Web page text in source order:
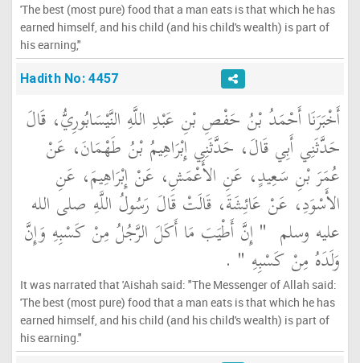
'The best (most pure) food that a man eats is that which he has
earned himself, and his child (and his child's wealth) is part of
his earning,"
Hadith No: 4457
أَخْبَرَنَا أَحْمَدُ بْنُ حَفْصِ بْنِ عَبْدِ اللَّهِ النَّيْسَابُورِيُّ، قَالَ
حَدَّثَنِي أَبِي قَالَ، حَدَّثَنِي إِبْرَاهِيمُ بْنُ طَهْمَانَ، عَنْ
عُمَرَ بْنِ سَعِيدٍ، عَنِ الأَعْمَشِ، عَنْ إِبْرَاهِيمَ، عَنِ
الأَسْوَدِ، عَنْ عَائِشَةَ، قَالَتْ قَالَ رَسُولُ اللَّهِ صلى الله
عليه وسلم ‏ "‏ إِنَّ أَطْيَبَ مَا أَكَلَ الرَّجُلُ مِنْ كَسْبِهِ وَإِنَّ
وَلَدَهُ مِنْ كَسْبِهِ ‏" ‏ ‏.‏
It was narrated that 'Aishah said: "The Messenger of Allah said:
'The best (most pure) food that a man eats is that which he has
earned himself, and his child (and his child's wealth) is part of
his earning."